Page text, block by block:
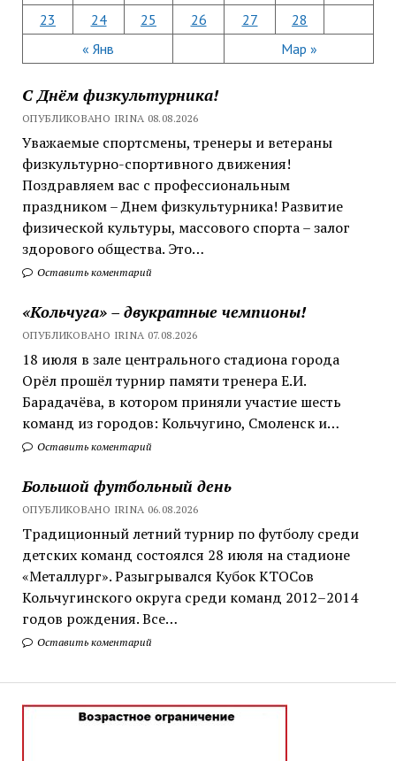
« Янв Мар »
23
24 25 26 27 28
С Днём физкультурника!
ОПУБЛИКОВАНО IRINA 08.08.2026
Уважаемые спортсмены, тренеры и ветераны
физкультурно-спортивного движения!
Поздравляем вас с профессиональным
праздником – Днем физкультурника! Развитие
физической культуры, массового спорта – залог
здорового общества. Это…
Оставить коментарий
«Кольчуга» – двукратные чемпионы!
ОПУБЛИКОВАНО IRINA 07.08.2026
18 июля в зале центрального стадиона города
Орёл прошёл турнир памяти тренера Е.И.
Барадачёва, в котором приняли участие шесть
команд из городов: Кольчугино, Смоленск и…
Оставить коментарий
Большой футбольный день
ОПУБЛИКОВАНО IRINA 06.08.2026
Традиционный летний турнир по футболу среди
детских команд состоялся 28 июля на стадионе
«Металлург». Разыгрывался Кубок КТОСов
Кольчугинского округа среди команд 2012–2014
годов рождения. Все…
Оставить коментарий